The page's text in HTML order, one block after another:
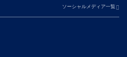
ソーシャルメディア一覧